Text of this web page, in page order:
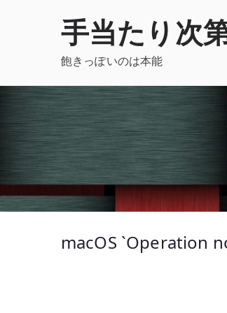
手当たり次
飽きっぽいのは本能
macOS `Operation